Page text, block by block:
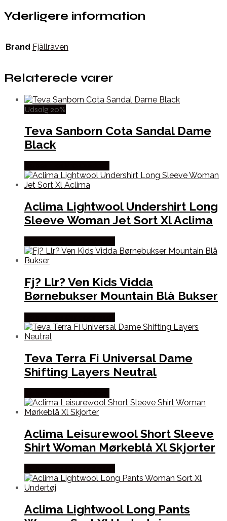
Yderligere information
Brand Fjällräven
Relaterede varer
Udsalg 20%
Teva Sanborn Cota Sandal Dame
Black
Aclima Lightwool Undershirt Long
Sleeve Woman Jet Sort Xl Aclima
Fj? Llr? Ven Kids Vidda
Børnebukser Mountain Blå Bukser
Teva Terra Fi Universal Dame
Shifting Layers Neutral
Aclima Leisurewool Short Sleeve
Shirt Woman Mørkeblå Xl Skjorter
Aclima Lightwool Long Pants